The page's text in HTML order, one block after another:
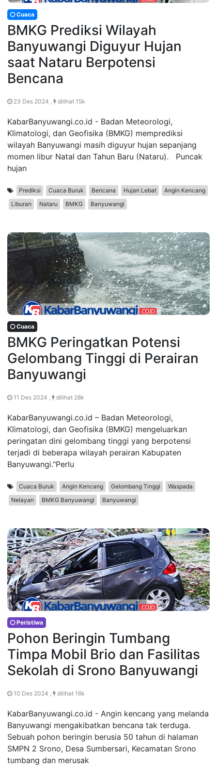
Cuaca
BMKG Prediksi Wilayah
Banyuwangi Diguyur Hujan
saat Nataru Berpotensi
Bencana
23 Des 2024 , dilihat 15k
KabarBanyuwangi.co.id - Badan Meteorologi,
Klimatologi, dan Geofisika (BMKG) memprediksi
wilayah Banyuwangi masih diguyur hujan sepanjang
momen libur Natal dan Tahun Baru (Nataru). Puncak
hujan
Prediksi Cuaca Buruk Bencana Hujan Lebat
Angin Kencang
Liburan
Nataru BMKG Banyuwangi
Cuaca
BMKG Peringatkan Potensi
Gelombang Tinggi di Perairan
Banyuwangi
11 Des 2024 , dilihat 28k
KabarBanyuwangi.co.id – Badan Meteorologi,
Klimatologi, dan Geofisika (BMKG) mengeluarkan
peringatan dini gelombang tinggi yang berpotensi
terjadi di beberapa wilayah perairan Kabupaten
Banyuwangi."Perlu
Cuaca Buruk Angin Kencang Gelombang Tinggi
Waspada
Nelayan
BMKG Banyuwangi Banyuwangi
Peristiwa
Pohon Beringin Tumbang
Timpa Mobil Brio dan Fasilitas
Sekolah di Srono Banyuwangi
10 Des 2024 , dilihat 16k
KabarBanyuwangi.co.id - Angin kencang yang melanda
Banyuwangi mengakibatkan bencana tak terduga.
Sebuah pohon beringin berusia 50 tahun di halaman
SMPN 2 Srono, Desa Sumbersari, Kecamatan Srono
tumbang dan merusak